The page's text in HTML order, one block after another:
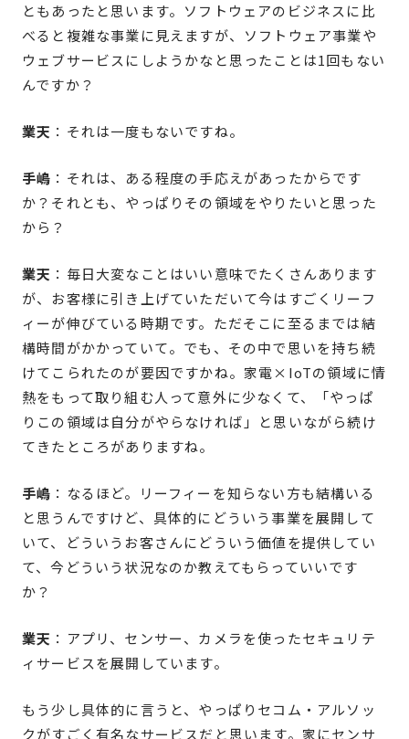
ともあったと思います。ソフトウェアのビジネスに比
べると複雑な事業に見えますが、ソフトウェア事業や
ウェブサービスにしようかなと思ったことは1回もない
んですか？
業天 ：それは一度もないですね。
手嶋 ：それは、ある程度の手応えがあったからです
か？それとも、やっぱりその領域をやりたいと思った
から？
業天 ：毎日大変なことはいい意味でたくさんあります
が、お客様に引き上げていただいて今はすごくリーフ
ィーが伸びている時期です。ただそこに至るまでは結
構時間がかかっていて。でも、その中で思いを持ち続
けてこられたのが要因ですかね。家電×IoTの領域に情
熱をもって取り組む人って意外に少なくて、「やっぱ
りこの領域は自分がやらなければ」と思いながら続け
てきたところがありますね。
手嶋 ：なるほど。リーフィーを知らない方も結構いる
と思うんですけど、具体的にどういう事業を展開して
いて、どういうお客さんにどういう価値を提供してい
て、今どういう状況なのか教えてもらっていいです
か？
業天 ：アプリ、センサー、カメラを使ったセキュリテ
ィサービスを展開しています。
もう少し具体的に言うと、やっぱりセコム・アルソッ
クがすごく有名なサービスだと思います。家にセンサ